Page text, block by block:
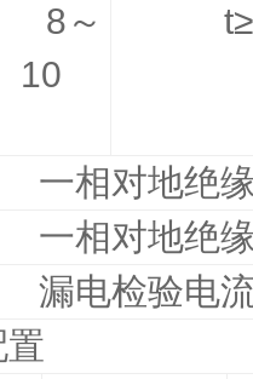
8～
10
一相对地绝
一相对地绝
漏电检验电
置